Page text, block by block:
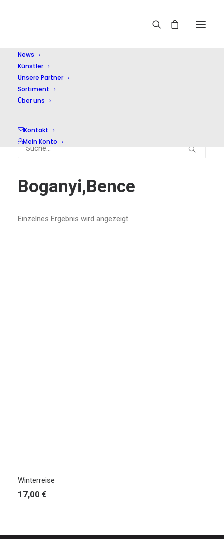
News
Künstler
Unsere Partner
Sortiment
Über uns
Kontakt
Mein Konto
Boganyi,Bence
Einzelnes Ergebnis wird angezeigt
Winterreise
17,00 €